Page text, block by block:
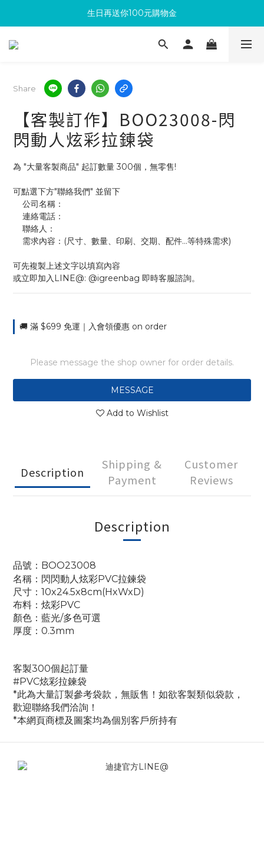
滿300回饋10%購物金
生日再送你100元購物金
加入成為新會員 馬上領取50元購物金
Share
【客製訂作】BOO23008-閃
閃動人炫彩拉鍊袋
為 "大量客製商品" 起訂數量 300個，無零售!
可點選下方"聯絡我們" 並留下
    公司名稱：
    連絡電話：
    聯絡人：
    需求內容：(尺寸、數量、印刷、交期、配件...等特殊需求)
可先複製上述文字以填寫內容
或立即加入LINE@: @igreenbag 即時客服諮詢。
🚚 滿 $699 免運｜入會領優惠 on order
Please message the shop owner for order details.
MESSAGE
Add to Wishlist
Description
Shipping &
Payment
Customer
Reviews
Description
品號：BOO23008
名稱：閃閃動人炫彩PVC拉鍊袋
尺寸：10x24.5x8cm(HxWxD)
布料：炫彩PVC
顏色：藍光/多色可選
厚度：0.3mm
客製300個起訂量
#PVC炫彩拉鍊袋
*此為大量訂製參考袋款，無販售！如欲客製類似袋款，
歡迎聯絡我們洽詢！
*本網頁商標及圖案均為個別客戶所持有